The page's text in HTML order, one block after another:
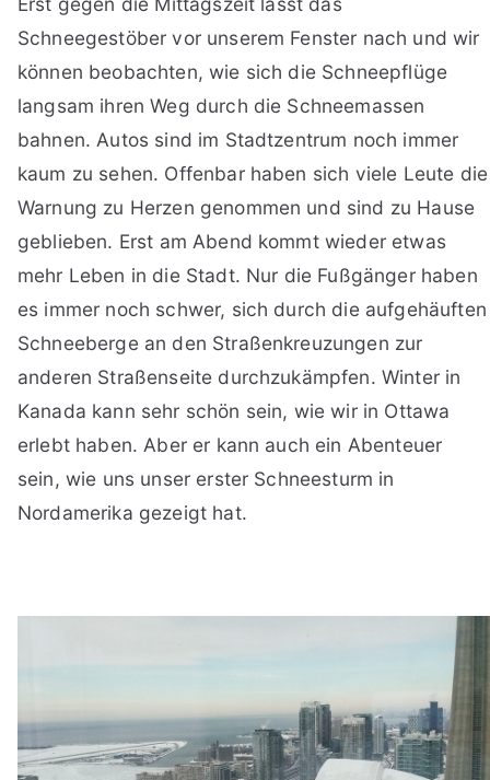
Schneegestöber vor unserem Fenster nach und wir
können beobachten, wie sich die Schneepflüge
langsam ihren Weg durch die Schneemassen
bahnen. Autos sind im Stadtzentrum noch immer
kaum zu sehen. Offenbar haben sich viele Leute die
Warnung zu Herzen genommen und sind zu Hause
geblieben. Erst am Abend kommt wieder etwas
mehr Leben in die Stadt. Nur die Fußgänger haben
es immer noch schwer, sich durch die aufgehäuften
Schneeberge an den Straßenkreuzungen zur
anderen Straßenseite durchzukämpfen. Winter in
Kanada kann sehr schön sein, wie wir in Ottawa
erlebt haben. Aber er kann auch ein Abenteuer
sein, wie uns unser erster Schneesturm in
Nordamerika gezeigt hat.